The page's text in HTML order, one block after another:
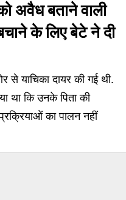
अवैध बताने वाली
के लिए बेटे ने दी
से याचिका दायर की गई थी.
था कि उनके पिता की
का पालन नहीं